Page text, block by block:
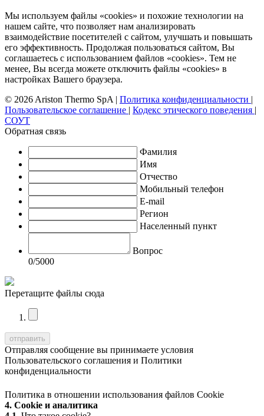
Мы используем файлы «cookies» и похожие технологии на
нашем сайте, что позволяет нам анализировать
взаимодействие посетителей с сайтом, улучшать и повышать
его эффективность. Продолжая пользоваться сайтом, Вы
соглашаетесь с использованием файлов «cookies». Тем не
менее, Вы всегда можете отключить файлы «cookies» в
настройках Вашего браузера.
© 2026 Ariston Thermo SpA | Политика конфиденциальности |
Пользовательское соглашение | Кодекс этического поведения |
СОУТ
Обратная связь
Фамилия
Имя
Отчество
Мобильный телефон
E-mail
Регион
Населенный пункт
Вопрос
0/5000
Перетащите файлы сюда
Отправляя сообщение вы принимаете условия
Пользовательского соглашения и Политики
конфиденциальности
Политика в отношении использования файлов Cookie
4. Cookie и аналитика